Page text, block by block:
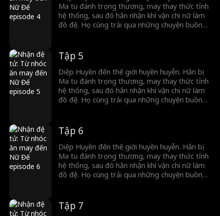
Ma tu đánh trọng thương, may thay thức tỉnh
hệ thống, sau đó hắn nhận khí vận chi nữ làm
đồ đệ. Họ cùng trải qua những chuyện buồn
đáp trả, vang danh đại lục.
Tập 5
Diệp Huyền đến thế giới huyền huyễn. Hắn bị
Ma tu đánh trọng thương, may thay thức tỉnh
hệ thống, sau đó hắn nhận khí vận chi nữ làm
đồ đệ. Họ cùng trải qua những chuyện buồn
đáp trả, vang danh đại lục.
Tập 6
Diệp Huyền đến thế giới huyền huyễn. Hắn bị
Ma tu đánh trọng thương, may thay thức tỉnh
hệ thống, sau đó hắn nhận khí vận chi nữ làm
đồ đệ. Họ cùng trải qua những chuyện buồn
đáp trả, vang danh đại lục.
Tập 7